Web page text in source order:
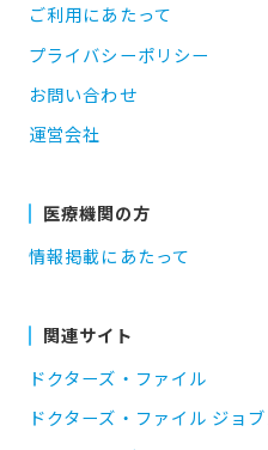
ご利用にあたって
プライバシーポリシー
お問い合わせ
運営会社
医療機関の方
情報掲載にあたって
関連サイト
ドクターズ・ファイル
ドクターズ・ファイル ジョ